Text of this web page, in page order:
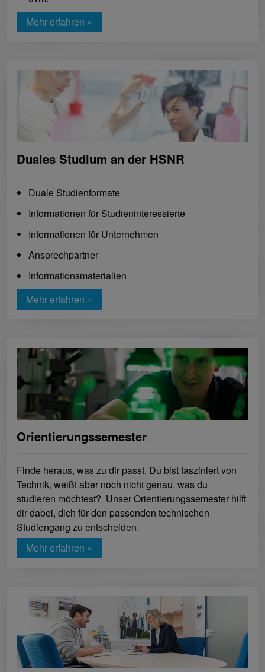
Mehr erfahren »
Duales Studium an der HSNR
Duale Studienformate
Informationen für Studieninteressierte
Informationen für Unternehmen
Ansprechpartner
Informationsmaterialien
Mehr erfahren »
Orientierungssemester
Finde heraus, was zu dir passt. Du bist fasziniert von
Technik, weißt aber noch nicht genau, was du
studieren möchtest? Unser Orientierungssemester hilft
dir dabei, dich für den passenden technischen
Studiengang zu entscheiden.
Mehr erfahren »